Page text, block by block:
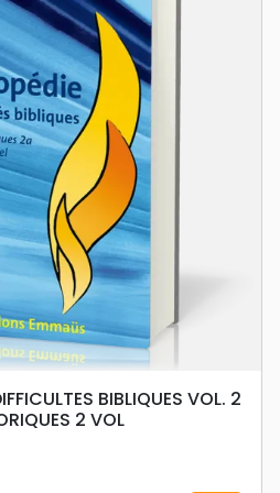
BIBLIQUES VOL. 2
2 VOL